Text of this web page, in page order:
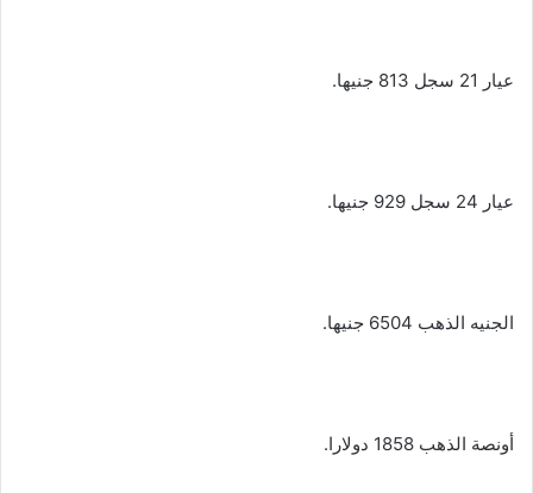
عيار 21 سجل 813 جنيها.
عيار 24 سجل 929 جنيها.
الجنيه الذهب 6504 جنيها.
أونصة الذهب 1858 دولارا.